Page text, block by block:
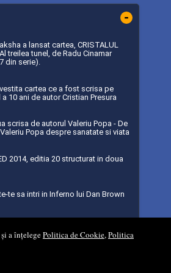
a înțelegePolitica de Cookie,Politica
-
a lansat cartea, CRISTALUL
treilea tunel, de Radu Cinamar
din serie).
cartea ce a fost scrisa pe
10 ani de autor Cristian Presura
scrisa de autorul Valeriu Popa - De
Popa despre sanatate si viata
2014, editia 20 structurat in doua
te sa intri in Inferno lui Dan Brown